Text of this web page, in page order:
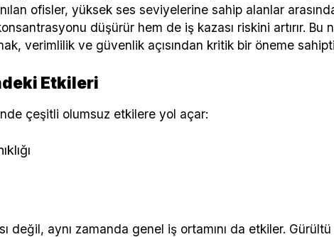
ofisler, yüksek ses seviyelerine sahip alanlar
düşürür hem de iş kazası riskini artırır. Bu
verimlilik ve güvenlik açısından kritik bir öneme
Etkileri
çeşitli olumsuz etkilere yol açar:
değil, aynı zamanda genel iş ortamını da etkiler. Gürültü